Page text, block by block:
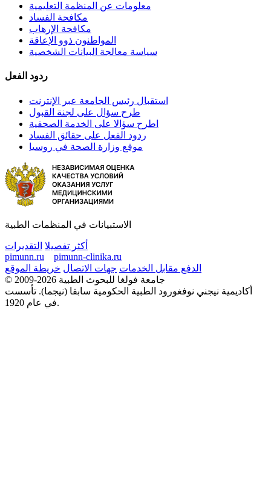
معلومات عن المنظمة التعليمية
مكافحة الفساد
مكافحة الإرهاب
المواطنون ذوو الإعاقة
سياسة معالجة البيانات الشخصية
ردود الفعل
استقبال رئيس الجامعة عبر الإنترنت
طرح سؤال على لجنة القبول
اطرح سؤالا على الخدمة الصحفية
ردود الفعل على حقائق الفساد
موقع وزارة الصحة في روسيا
الاستبيانات في المنظمات الطبية
أكثر تفصيلا التقديرات
pimunn.ru
pimunn-clinika.ru
الدفع مقابل الخدمات جهات الاتصال خريطة الموقع
© 2009-2026 جامعة فولغا للبحوث الطبية
أكاديمية نيجني نوفغورود الطبية الحكومية سابقا (نيجما). تأسست
في عام 1920.